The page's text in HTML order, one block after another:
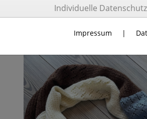
Individuelle
Impressum |